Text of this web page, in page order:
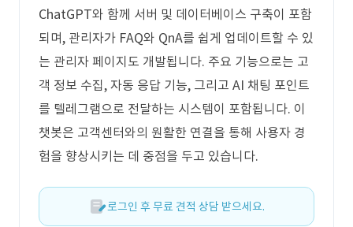
ChatGPT와 함께 서버 및 데이터베이스 구축이 포함
되며, 관리자가 FAQ와 QnA를 쉽게 업데이트할 수 있
는 관리자 페이지도 개발됩니다. 주요 기능으로는 고
객 정보 수집, 자동 응답 기능, 그리고 AI 채팅 포인트
를 텔레그램으로 전달하는 시스템이 포함됩니다. 이
챗봇은 고객센터와의 원활한 연결을 통해 사용자 경
험을 향상시키는 데 중점을 두고 있습니다.
로그인 후 무료 견적 상담 받으세요.